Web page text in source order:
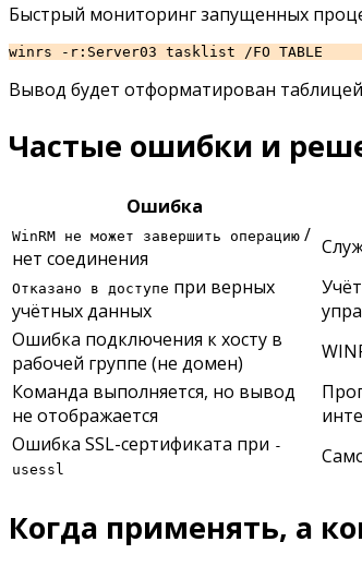
Быстрый мониторинг запущенных
winrs -r:Server03 tasklist /FO TABLE
Вывод будет отформатирован
Частые ошибки и
Ошибка
WinRM не может завершить операцию /
нет соединения
Отказано в доступе при верных
учётных данных
Ошибка подключения к хосту в
рабочей группе (не домен)
Команда выполняется, но вывод
не отображается
Ошибка SSL-сертификата при -
usessl
Когда применять, а